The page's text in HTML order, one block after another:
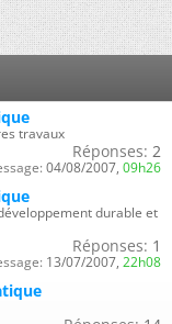
travaux
Réponses: 2
04/08/2007, 09h26
durable et
Réponses: 1
13/07/2007, 22h08